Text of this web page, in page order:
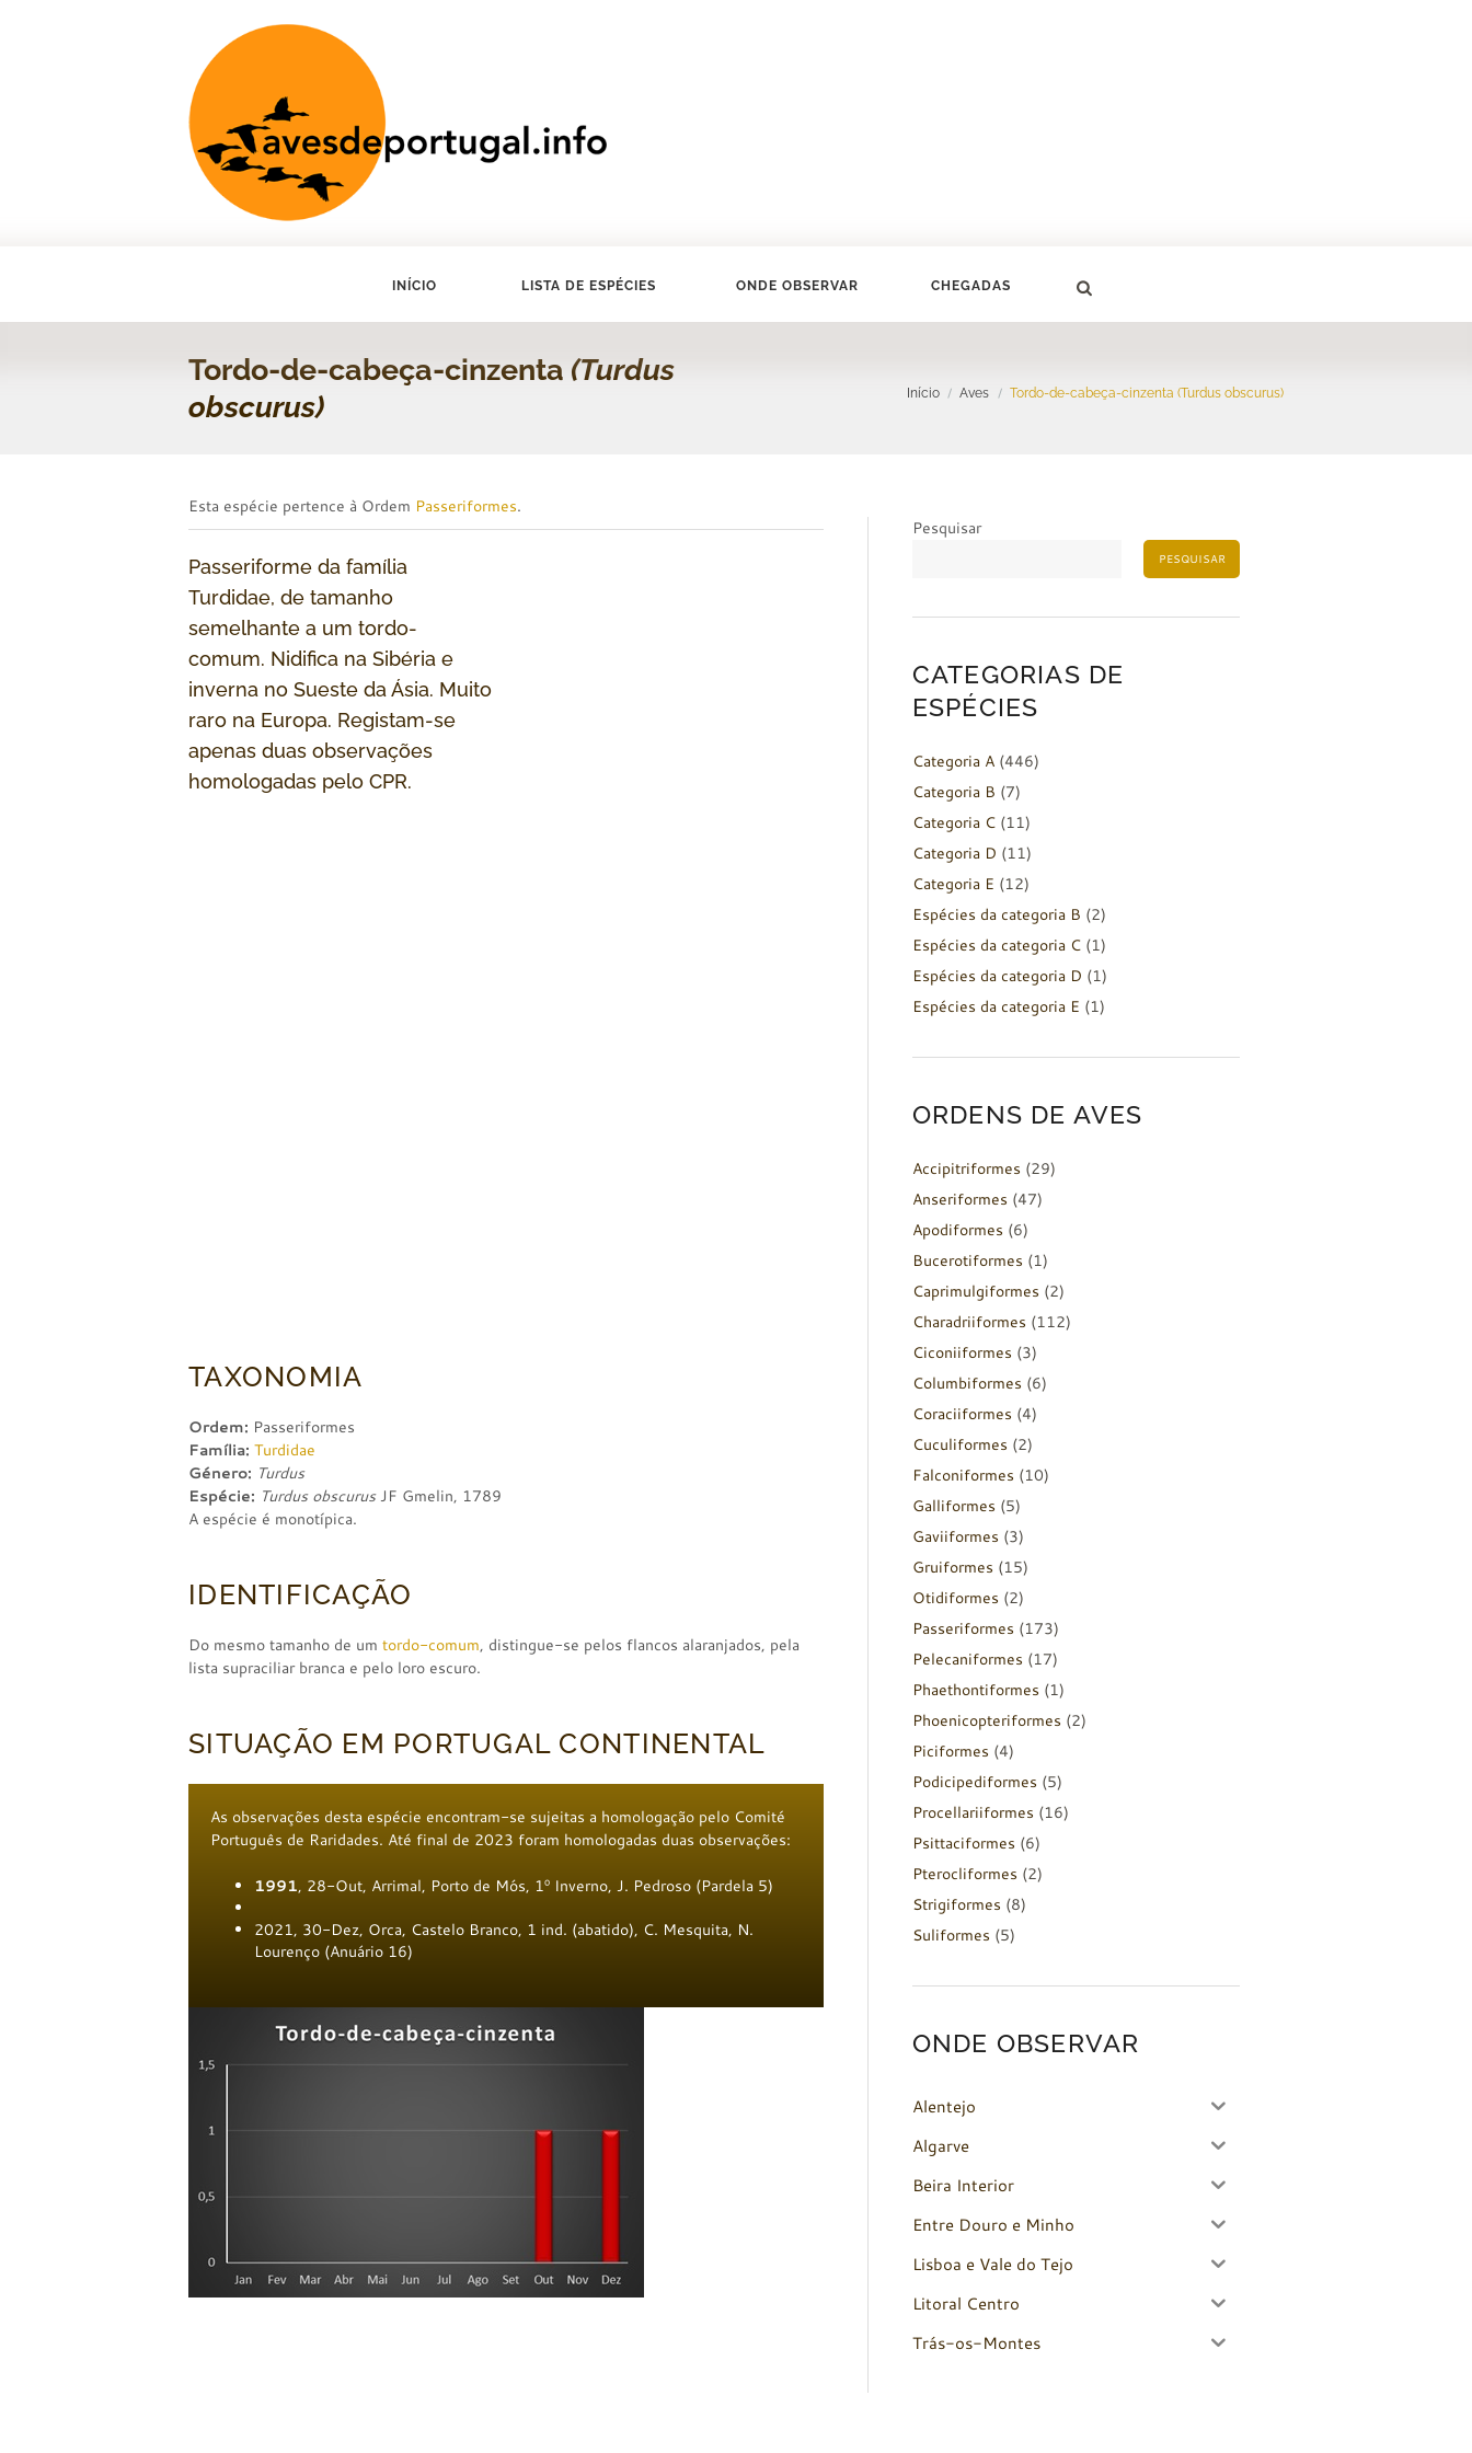
INÍCIO LISTA DE ESPÉCIES ONDE OBSERVAR CHEGADAS
Tordo-de-cabeça-cinzenta (Turdus
obscurus)
Início Aves Tordo-de-cabeça-cinzenta (Turdus obscurus)
Esta espécie pertence à Ordem Passeriformes.
Passeriforme da família
Turdidae, de tamanho
semelhante a um tordo-
comum. Nidifica na Sibéria e
inverna no Sueste da Ásia. Muito
raro na Europa. Registam-se
apenas duas observações
homologadas pelo CPR.
TAXONOMIA
Ordem: Passeriformes
Família: Turdidae
Género: Turdus
Espécie: Turdus obscurusJF Gmelin, 1789
A espécie é monotípica.
IDENTIFICAÇÃO
Do mesmo tamanho de um tordo-comum, distingue-se pelos flancos alaranjados, pela
lista supraciliar branca e pelo loro escuro.
SITUAÇÃO EM PORTUGAL CONTINENTAL
As observações desta espécie encontram-se sujeitas a homologação pelo Comité
Português de Raridades. Até final de 2023 foram homologadas duas observações:
1991, 28-Out, Arrimal, Porto de Mós, 1º Inverno, J. Pedroso (Pardela 5)
2021, 30-Dez, Orca, Castelo Branco, 1 ind. (abatido), C. Mesquita, N.
Lourenço (Anuário 16)
Pesquisar
PESQUISAR
CATEGORIAS DE
ESPÉCIES
Categoria A(446)
Categoria B (7)
Categoria C(11)
Categoria D (11)
Categoria E (12)
Espécies da categoria B (2)
Espécies da categoria C(1)
Espécies da categoria D (1)
Espécies da categoria E (1)
ORDENS DE AVES
Accipitriformes (29)
Anseriformes (47)
Apodiformes (6)
Bucerotiformes (1)
Caprimulgiformes (2)
Charadriiformes (112)
Ciconiiformes (3)
Columbiformes (6)
Coraciiformes (4)
Cuculiformes (2)
Falconiformes (10)
Galliformes (5)
Gaviiformes (3)
Gruiformes (15)
Otidiformes (2)
Passeriformes (173)
Pelecaniformes (17)
Phaethontiformes (1)
Phoenicopteriformes (2)
Piciformes (4)
Podicipediformes (5)
Procellariiformes (16)
Psittaciformes (6)
Pterocliformes (2)
Strigiformes (8)
Suliformes (5)
ONDE OBSERVAR
Alentejo
Algarve
Beira Interior
Entre Douro e Minho
Lisboa e Vale do Tejo
Litoral Centro
Trás-os-Montes